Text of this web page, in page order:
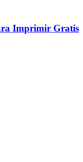
Imprimir Gratis